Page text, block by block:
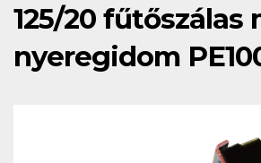
125/20 fűtőszálas
nyeregidom